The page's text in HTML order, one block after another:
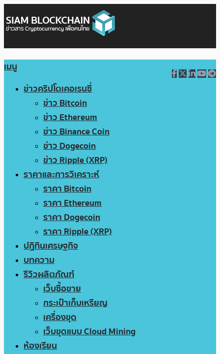
เมนู
ข่าวคริปโตเคอเรนซี่
ข่าว Bitcoin
ข่าว Ethereum
ข่าว Binance Coin
ข่าว Dogecoin
ข่าว Ripple (XRP)
ราคาและการวิเคราะห์
ราคา Bitcoin
ราคา Ethereum
ราคา Dogecoin
ราคา Ripple (XRP)
ปฏิทินเศรษฐกิจ
บทความ
รีวิวผลิตภัณฑ์
เว็บซื้อขาย
กระเป๋าเก็บเหรียญ
เครื่องขุด
เว็บขุดแบบ Cloud Mining
ห้องเรียน